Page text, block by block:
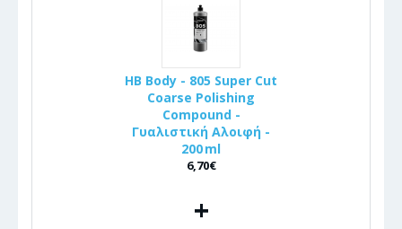
HB Body - 805 Super Cut
Coarse Polishing
Compound -
Γυαλιστική Αλοιφή -
200 ml
6,70€
+